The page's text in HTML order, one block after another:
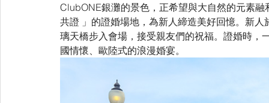
ClubONE銀灘的景色，正希望與大自然的元素
共證 」的證婚場地，為新人締造美好回憶。新
璃天橋步入會場，接受親友們的祝福。證婚時，
國情懷、歐陸式的浪漫婚宴。